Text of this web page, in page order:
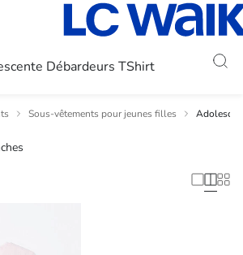
Débardeurs TShirt
Sous-vêtements pour jeunes filles